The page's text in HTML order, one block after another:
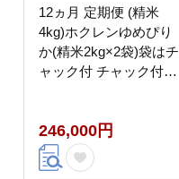
12ヵ月 定期便 (精米
4kg)ホクレンゆめぴり
か(精米2kg×2袋)袋はチ
ャック付 チャック付き
ス 和食 炭水化物 主食
おにぎり お弁当 [JA新
おたる]
246,000円